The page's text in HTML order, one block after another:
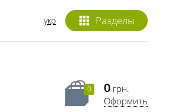
Разделы
укр
0 0 грн.
Оформить